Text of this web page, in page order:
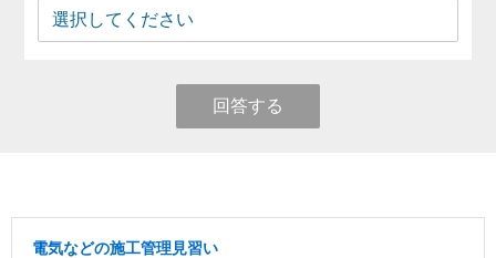
回答する
電気などの施工管理見習い